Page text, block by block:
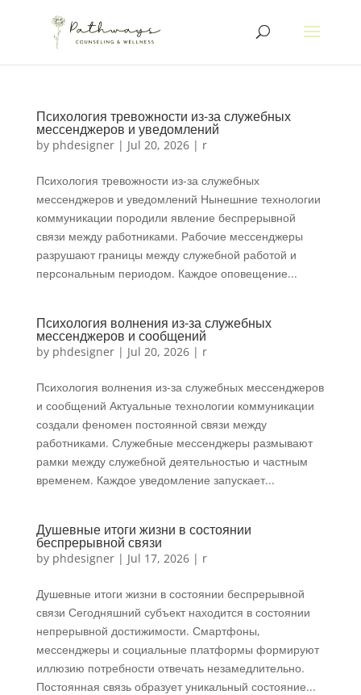
Психология тревожности из-за служебных
мессенджеров и уведомлений
by phdesigner| Jul 20, 2026| r
Психология тревожности из-за служебных
мессенджеров и уведомлений Нынешние технологии
коммуникации породили явление беспрерывной
связи между работниками. Рабочие мессенджеры
разрушают границы между служебной работой и
персональным периодом. Каждое оповещение...
Психология волнения из-за служебных
мессенджеров и сообщений
by phdesigner| Jul 20, 2026| r
Психология волнения из-за служебных мессенджеров
и сообщений Актуальные технологии коммуникации
создали феномен постоянной связи между
работниками. Служебные мессенджеры размывают
рамки между служебной деятельностью и частным
временем. Каждое уведомление запускает...
Душевные итоги жизни в состоянии
беспрерывной связи
by phdesigner| Jul 17, 2026| r
Душевные итоги жизни в состоянии беспрерывной
связи Сегодняшний субъект находится в состоянии
непрерывной достижимости. Смартфоны,
мессенджеры и социальные платформы формируют
иллюзию потребности отвечать незамедлительно.
Постоянная связь образует уникальный состояние...